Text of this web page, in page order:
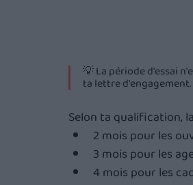
💡 La période d'essai
ta lettre d'engagement.
Selon ta qualification,
2 mois pour les
3 mois pour les
4 mois pour les